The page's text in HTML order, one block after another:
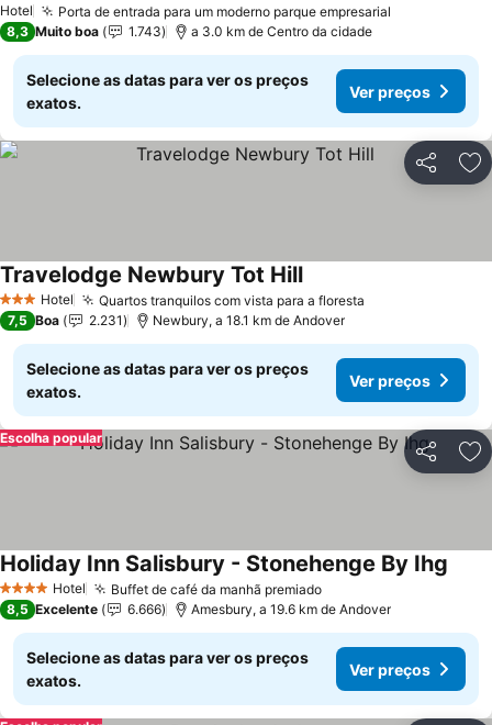
Hotel Porta de entrada para um moderno parque empresarial
8,3 Muito boa 1.743 a 3.0 km de Centro da cidade
Selecione as datas para ver os preços
exatos.
Ver preços
Partilhar
3 EstrelasHotel Quartos tranquilos com vista para a floresta
Travelodge Newbury Tot HillVer preços
7,5 Boa 2.231 Newbury, a 18.1 km de Andover
Selecione as datas para ver os preços
exatos.
Ver preços
Partilhar
Escolha popular
4 EstrelasHotel Buffet de café da manhã premiadoVer preços
Holiday Inn Salisbury - Stonehenge By Ihg
8,5 Excelente 6.666 Amesbury, a 19.6 km de Andover
Selecione as datas para ver os preços
exatos.
Ver preços